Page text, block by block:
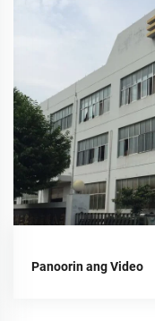
Panoorin ang Video